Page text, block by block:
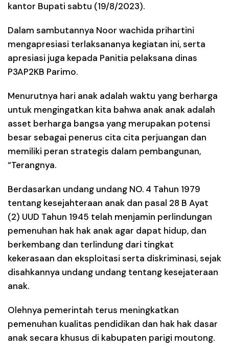
kantor Bupati sabtu (19/8/2023).
Dalam sambutannya Noor wachida prihartini
mengapresiasi terlaksananya kegiatan ini, serta
apresiasi juga kepada Panitia pelaksana dinas
P3AP2KB Parimo.
Menurutnya hari anak adalah waktu yang berharga
untuk mengingatkan kita bahwa anak anak adalah
asset berharga bangsa yang merupakan potensi
besar sebagai penerus cita cita perjuangan dan
memiliki peran strategis dalam pembangunan,
“Terangnya.
Berdasarkan undang undang NO. 4 Tahun 1979
tentang kesejahteraan anak dan pasal 28 B Ayat
(2) UUD Tahun 1945 telah menjamin perlindungan
pemenuhan hak hak anak agar dapat hidup, dan
berkembang dan terlindung dari tingkat
kekerasaan dan eksploitasi serta diskriminasi, sejak
disahkannya undang undang tentang kesejateraan
anak.
Olehnya pemerintah terus meningkatkan
pemenuhan kualitas pendidikan dan hak hak dasar
anak secara khusus di kabupaten parigi moutong.